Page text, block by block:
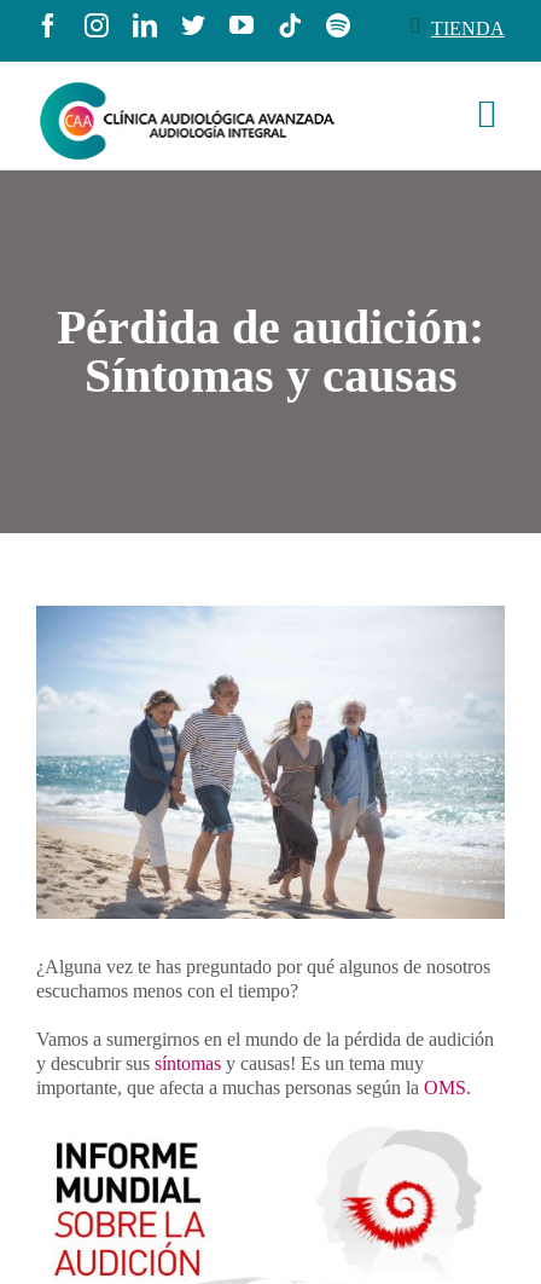
contenido
TIENDA
Llámanos 912 129 122
Pérdida de audición:
Síntomas y causas
imagen
grande
¿Alguna vez te has preguntado por qué algunos de nosotros
escuchamos menos con el tiempo?
Vamos a sumergirnos en el mundo de la pérdida de audición
y descubrir sus síntomas y causas! Es un tema muy
importante, que afecta a muchas personas según la OMS.